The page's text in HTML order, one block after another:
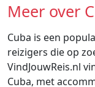
Meer over
Cuba is een
reizigers die op
VindJouwReis.nl
Cuba, met